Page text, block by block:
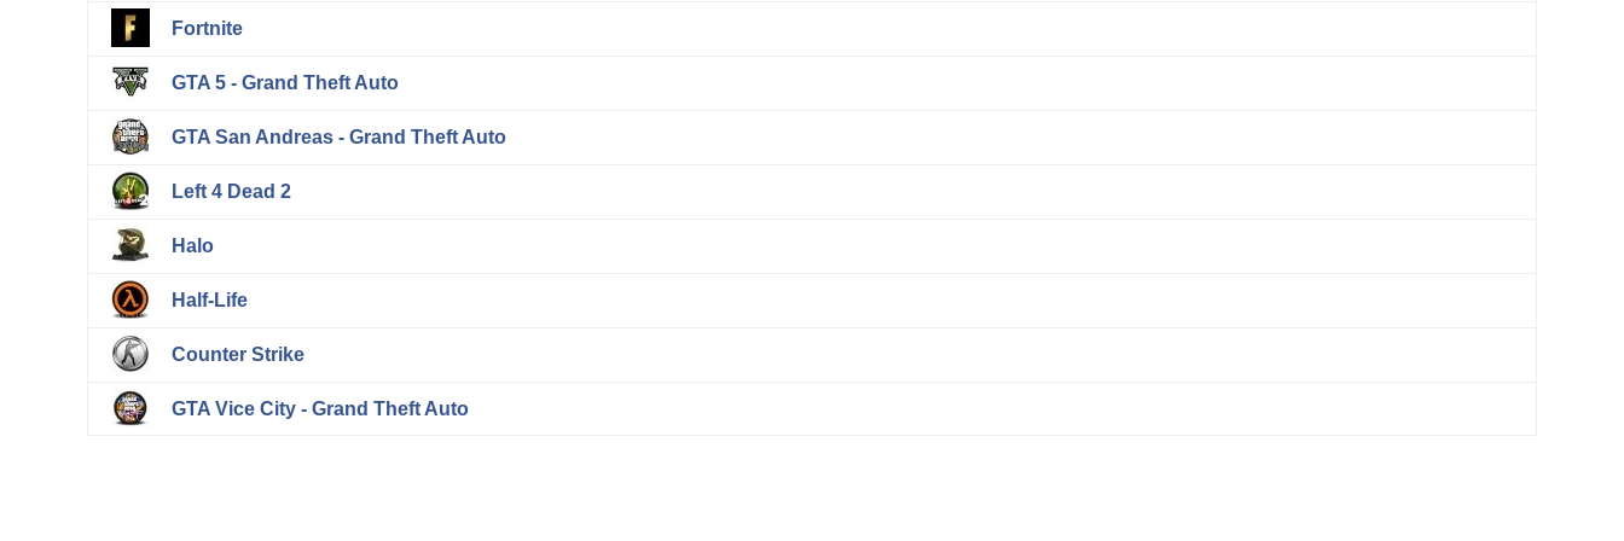
Fortnite
GTA 5 - Grand Theft Auto
GTA San Andreas - Grand Theft Auto
Left 4 Dead 2
Halo
Half-Life
Counter Strike
GTA Vice City - Grand Theft Auto